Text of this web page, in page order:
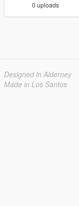
0 uploads
Designed in Alderney
Made in Los Santos